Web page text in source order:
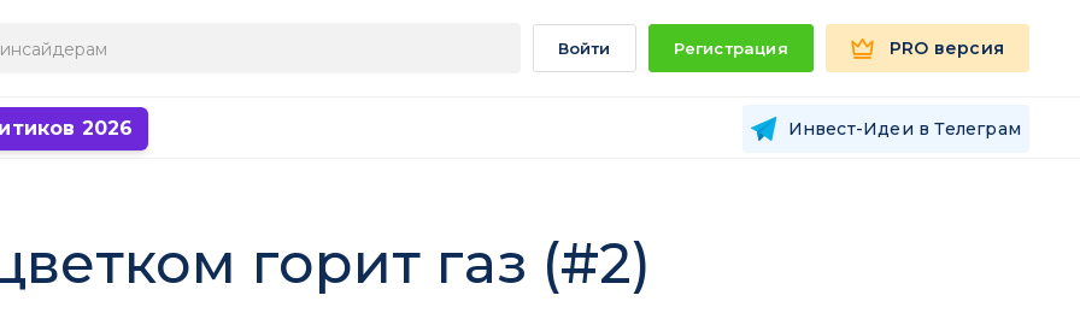
Войти Регистрация PRO версия
2026 Инвест-Идеи в Телеграм
горит газ (#2)